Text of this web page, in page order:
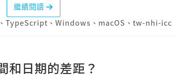
繼續閱讀
、 TypeScript 、 Windows 、 macOS 、 tw-nhi-icc
和日期的差距？